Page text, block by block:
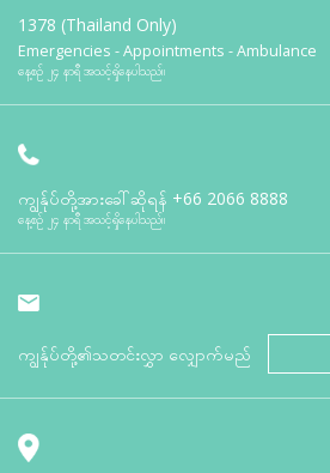
1378 (Thailand Only)
Emergencies - Appointments - Ambulance
နေ့စဉ် ၂၄ နာရီ အသင့်ရှိနေပါသည်။
ကျွန်ုပ်တို့အားခေါ်ဆိုရန် +66 2066 8888
နေ့စဉ် ၂၄ နာရီ အသင့်ရှိနေပါသည်။
ကျွန်ုပ်တို့၏သတင်းလွှာ လျှောက်မည်